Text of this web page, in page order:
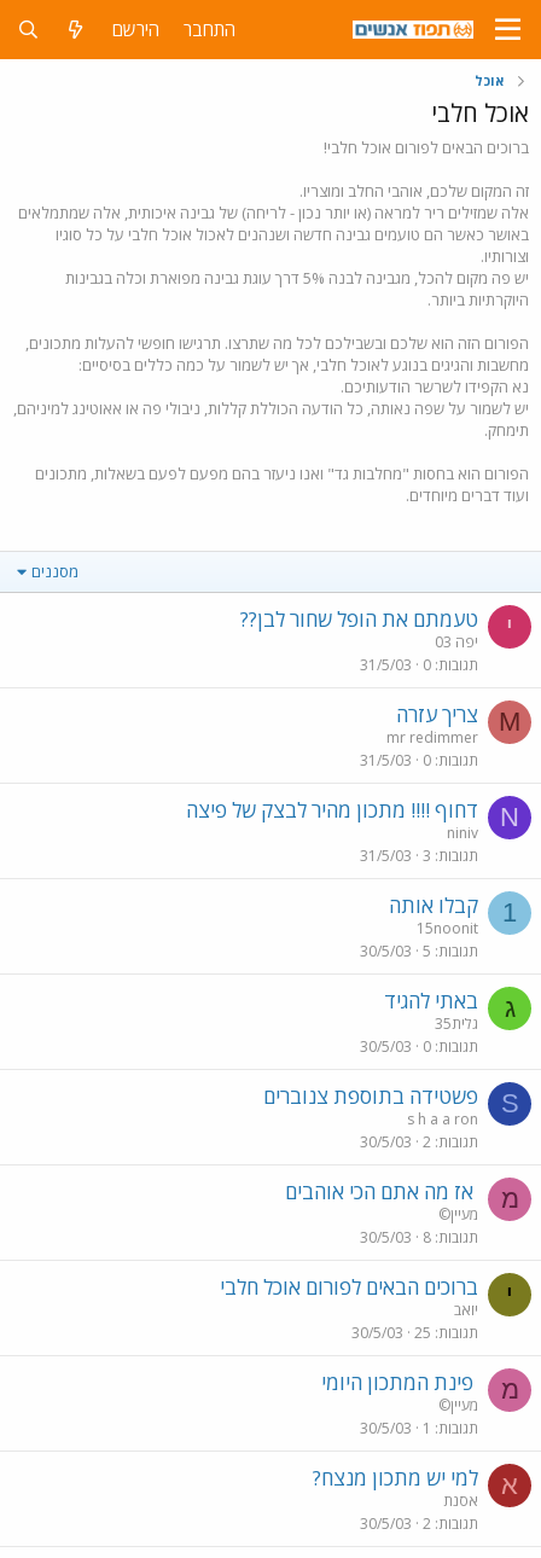
התחבר הירשם
אוכל
אוכל חלבי
ברוכים הבאים לפורום אוכל חלבי!
זה המקום שלכם, אוהבי החלב ומוצריו.
אלה שמזילים ריר למראה (או יותר נכון - לריחה) של גבינה איכותית, אלה שמתמלאים
באושר כאשר הם טועמים גבינה חדשה ושנהנים לאכול אוכל חלבי על כל סוגיו
וצורותיו.
יש פה מקום להכל, מגבינה לבנה 5% דרך עוגת גבינה מפוארת וכלה בגבינות
היוקרתיות ביותר.
הפורום הזה הוא שלכם ובשבילכם לכל מה שתרצו. תרגישו חופשי להעלות מתכונים,
מחשבות והגיגים בנוגע לאוכל חלבי, אך יש לשמור על כמה כללים בסיסיים:
נא הקפידו לשרשר הודעותיכם.
יש לשמור על שפה נאותה, כל הודעה הכוללת קללות, ניבולי פה או אאוטינג למיניהם,
תימחק.
הפורום הוא בחסות "מחלבות גד" ואנו ניעזר בהם מפעם לפעם בשאלות, מתכונים
ועוד דברים מיוחדים.
מסננים
י טעמתם את הופל שחור לבן??
יפה 03
תגובות 0
31/5/03
M צריך עזרה
mr redimmer
תגובות 0
31/5/03
N דחוף !!!! מתכון מהיר לבצק של פיצה
niniv
תגובות 3
31/5/03
1 קבלו אותה
15noonit
תגובות 5
30/5/03
ג באתי להגיד
גלית35
תגובות 0
30/5/03
S פשטידה בתוספת צנוברים
s h a a ron
תגובות 2
30/5/03
מ אז מה אתם הכי אוהבים
מעיין©
תגובות 8
30/5/03
י ברוכים הבאים לפורום אוכל חלבי
יוֹאב
תגובות 25
30/5/03
מ פינת המתכון היומי
מעיין©
תגובות 1
30/5/03
א למי יש מתכון מנצח?
אסנת
תגובות 2
30/5/03